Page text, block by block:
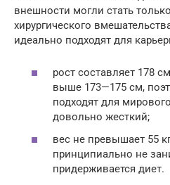
внешности могли стать
хирургического
идеально подходят для
рост составляет 178
выше 173—175 см,
подходят для
довольно жесткий;
вес не превышает 55
принципиально не
придерживается диет.